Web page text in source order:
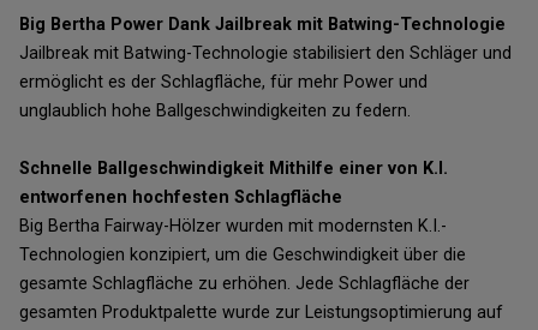
Big Bertha Power Dank Jailbreak mit Batwing-Technologie
Jailbreak mit Batwing-Technologie stabilisiert den Schläger und
ermöglicht es der Schlagfläche, für mehr Power und
unglaublich hohe Ballgeschwindigkeiten zu federn.
Schnelle Ballgeschwindigkeit Mithilfe einer von K.I.
entworfenen hochfesten Schlagfläche
Big Bertha Fairway-Hölzer wurden mit modernsten K.I.-
Technologien konzipiert, um die Geschwindigkeit über die
gesamte Schlagfläche zu erhöhen. Jede Schlagfläche der
gesamten Produktpalette wurde zur Leistungsoptimierung auf